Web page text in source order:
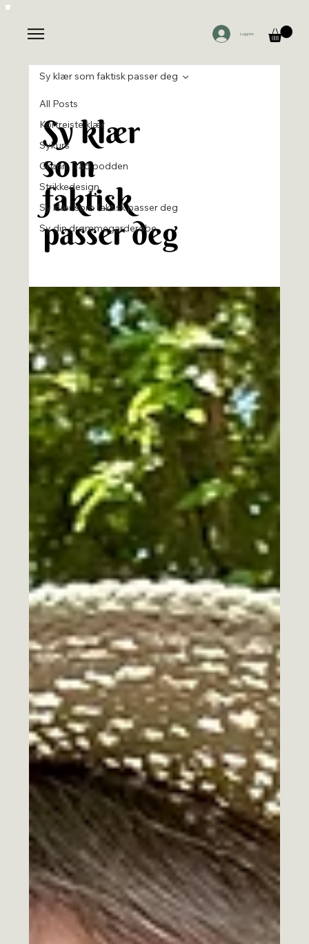
Logg inn
All Posts
Kortreiste klær
Sykurs
Grønn Tråd podden
Strikkedesign
Sy klær som faktisk passer deg
Sy din drømmegarderobe
Sy klær som faktisk passer deg
Sy klær
som
faktisk
passer deg